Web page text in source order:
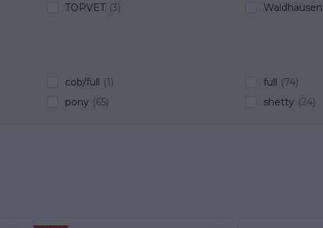
TOPVET (3) Waldhausen
cob/full (1) full (74)
pony (65) shetty (24)